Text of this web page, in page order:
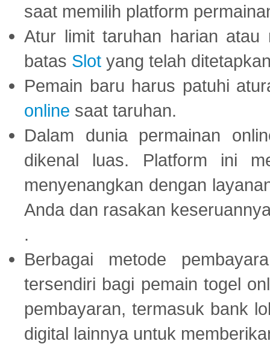
saat memilih platform
Atur limit taruhan harian atau
batas Slot yang telah
Pemain baru harus patuhi
online saat taruhan.
Dalam dunia permainan
dikenal luas. Platform ini
menyenangkan dengan
Anda dan rasakan
.
Berbagai metode
tersendiri bagi pemain togel
pembayaran, termasuk bank
digital lainnya untuk